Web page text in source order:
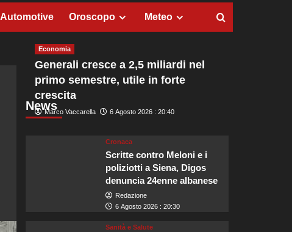
Automotive Oroscopo Meteo
News
Economia
Generali cresce a 2,5 miliardi nel
primo semestre, utile in forte
crescita
Marco Vaccarella 6 Agosto 2026 : 20:40
Cronaca
Scritte contro Meloni e i
poliziotti a Siena, Digos
denuncia 24enne albanese
Redazione
6 Agosto 2026 : 20:30
Sanità e Salute